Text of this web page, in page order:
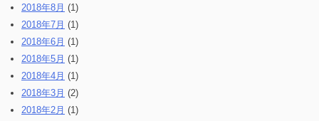
2018年8月 (1)
2018年7月 (1)
2018年6月 (1)
2018年5月 (1)
2018年4月 (1)
2018年3月 (2)
2018年2月 (1)